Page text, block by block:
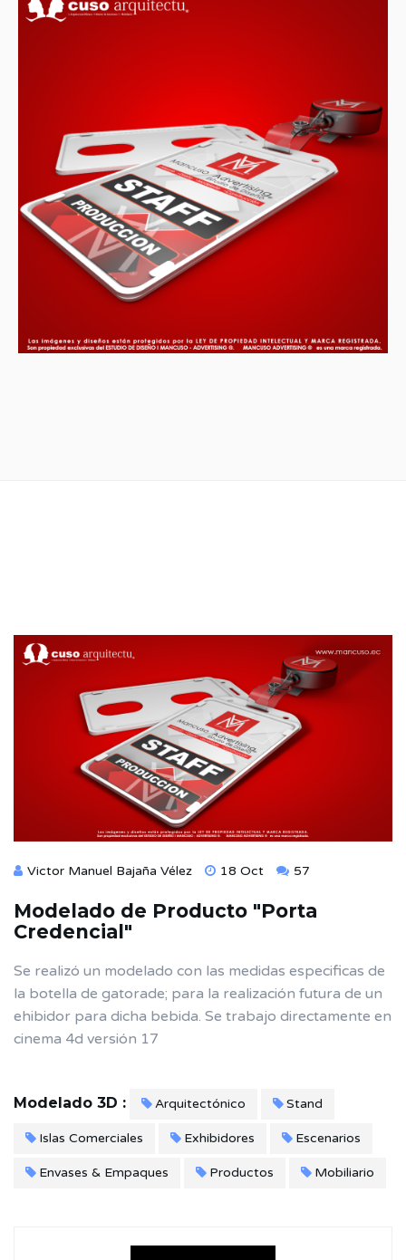
Victor Manuel Bajaña Vélez 18 Oct 57
Modelado de Producto "Porta
Credencial"
Se realizó un modelado con las medidas especificas de
la botella de gatorade; para la realización futura de un
ehibidor para dicha bebida. Se trabajo directamente en
cinema 4d versión 17
Modelado 3D : Arquitectónico Stand
Islas Comerciales Exhibidores Escenarios
Envases & Empaques Productos Mobiliario